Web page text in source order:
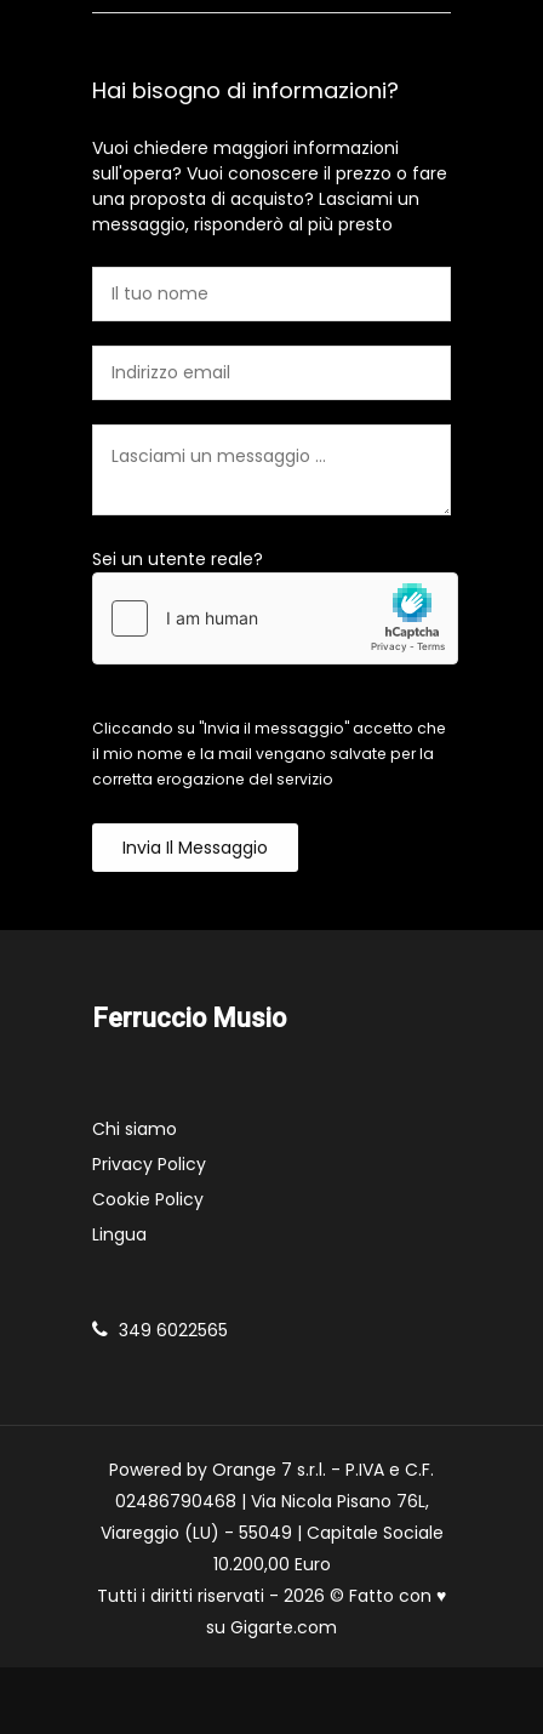
Hai bisogno di informazioni?
Vuoi chiedere maggiori informazioni
sull'opera? Vuoi conoscere il prezzo o fare
una proposta di acquisto? Lasciami un
messaggio, risponderò al più presto
Sei un utente reale?
Cliccando su "Invia il messaggio" accetto che
il mio nome e la mail vengano salvate per la
corretta erogazione del servizio
Invia Il Messaggio
Ferruccio Musio
Chi siamo
Privacy Policy
Cookie Policy
Lingua
349 6022565
Powered by Orange 7 s.r.l. - P.IVA e C.F.
02486790468 | Via Nicola Pisano 76L,
Viareggio (LU) - 55049 | Capitale Sociale
10.200,00 Euro
Tutti i diritti riservati - 2026 © Fatto con ♥
su Gigarte.com